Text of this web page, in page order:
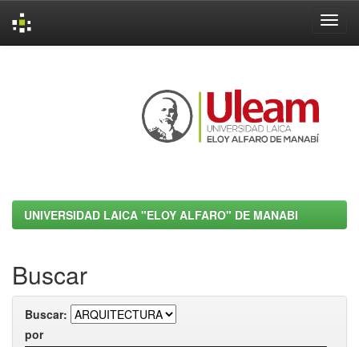
UNIVERSIDAD LAICA "ELOY ALFARO" DE MANABI
Buscar
Buscar:
por